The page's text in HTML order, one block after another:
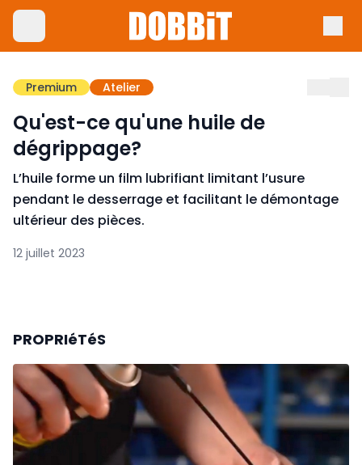
Premium Atelier
Qu'est-ce qu'une huile de
dégrippage?
L’huile forme un film lubrifiant limitant l’usure
pendant le desserrage et facilitant le démontage
ultérieur des pièces.
12 juillet 2023
PROPRIéTéS